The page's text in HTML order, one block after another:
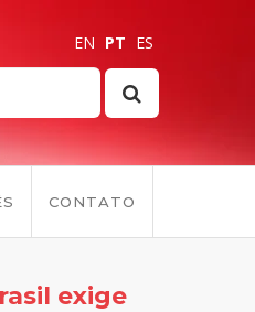
EN PT ES
CONTATO
exige